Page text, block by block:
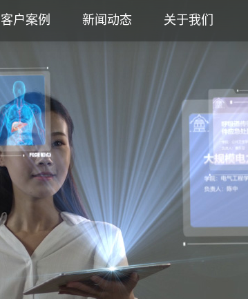
客户案例 新闻动态 关于我们